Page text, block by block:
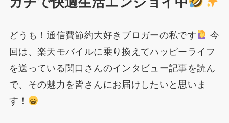
どうも！通信費節約大好きブロガーの私です
今
回は、楽天モバイルに乗り換えてハッピーライフ
を送っている関口さんのインタビュー記事を読ん
で、その魅力を皆さんにお届けしたいと思いま
す！